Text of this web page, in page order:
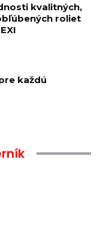
kvalitných,
roliet
každú